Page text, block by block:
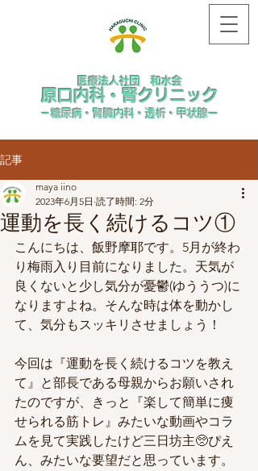
医療法人社団 和水会
​原口内科・腎クリニック
－糖尿病・腎臓内科・透析・甲状腺ー
記事
運動を長く続けるコツ①
maya iino
2023年6月5日 読了時間: 2分
こんにちは、飯野摩耶です。5月が終わ
り梅雨入り目前になりました。天気が
良くないと少し気分が憂鬱(ゆううつ)に
なりますよね。そんな時は体を動かし
て、気分もスッキリさせましょう！
今回は『運動を長く続けるコツを教え
て』と部長である母親からお願いされ
たのですが、きっと『楽して簡単に痩
せられる筋トレ』みたいな動画やコラ
ムを見て実践したけど三日坊主🥺ぴえ
ん、みたいな要望だと思っています。